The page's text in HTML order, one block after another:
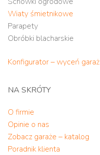
Wiaty śmietnikowe
Parapety
Obróbki blacharskie
Konfigurator – wyceń garaż
NA SKRÓTY
O firmie
Opinie o nas
Zobacz garaże – katalog
Poradnik klienta